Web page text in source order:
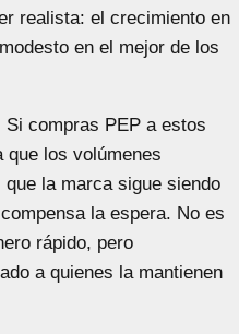
realista: el crecimiento en
en el mejor de los
compras PEP a estos
que los volúmenes
la marca sigue siendo
la espera. No es
rápido, pero
a quienes la mantienen